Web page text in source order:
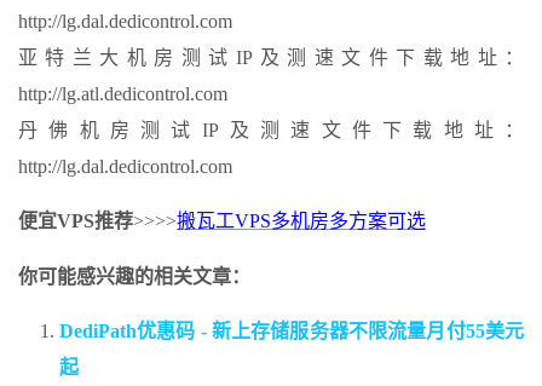
http://lg.dal.dedicontrol.com
亚特兰大机房测试IP及测速文件下载地址：
http://lg.atl.dedicontrol.com
丹佛机房测试IP及测速文件下载地址：
http://lg.dal.dedicontrol.com
便宜VPS推荐>>>>搬瓦工VPS多机房多方案可选
你可能感兴趣的相关文章：
DediPath优惠码 - 新上存储服务器不限流量月付55美元
起